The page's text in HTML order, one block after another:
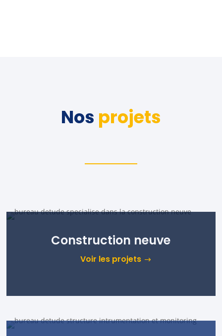
Nos projets
Construction neuve
Voir les projets